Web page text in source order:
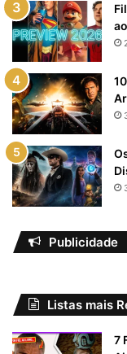
Publicidade
Listas mais
7